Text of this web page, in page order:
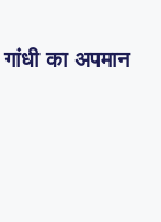
का अपमान